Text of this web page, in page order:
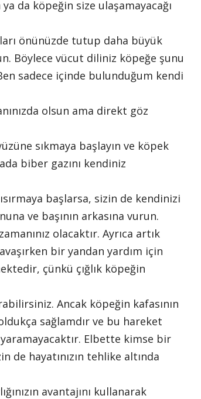
da köpeğin size ulaşamayacağı
önünüzde tutup daha büyük
Böylece vücut diliniz köpeğe şunu
sadece içinde bulunduğum kendi
olsun ama direkt göz
sıkmaya başlayın ve köpek
biber gazını kendiniz
başlarsa, sizin de kendinizi
ve başının arkasına vurun.
olacaktır. Ayrıca artık
bir yandan yardım için
çünkü çığlık köpeğin
Ancak köpeğin kafasının
sağlamdır ve bu hareket
Elbette kimse bir
de hayatınızın tehlike altında
avantajını kullanarak